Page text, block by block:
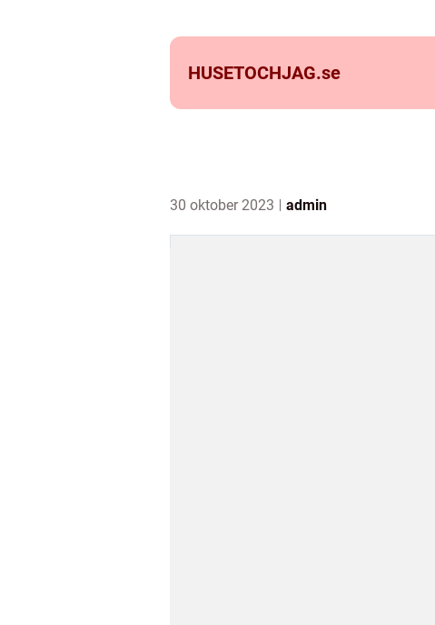
HUSETOCHJAG.se
30 oktober 2023 admin